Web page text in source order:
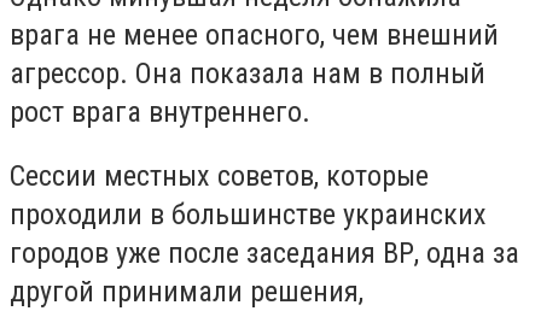
врага не менее опасного, чем внешний
агрессор. Она показала нам в полный
рост врага внутреннего.
Сессии местных советов, которые
проходили в большинстве украинских
городов уже после заседания ВР, одна за
другой принимали решения,